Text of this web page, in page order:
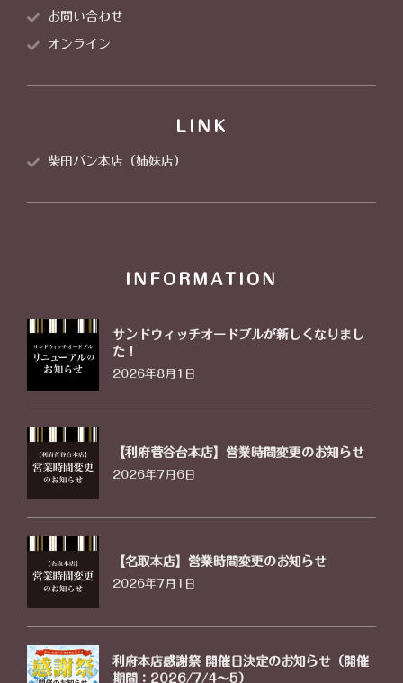
お問い合わせ
オンライン
LINK
柴田パン本店（姉妹店）
INFORMATION
サンドウィッチオードブルが新しくなりまし
た！
2026年8月1日
【利府菅谷台本店】営業時間変更のお知らせ
2026年7月6日
【名取本店】営業時間変更のお知らせ
2026年7月1日
利府本店感謝祭 開催日決定のお知らせ（開催
期間：2026/7/4〜5）